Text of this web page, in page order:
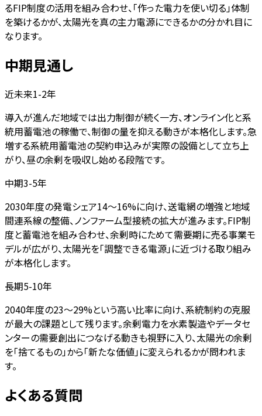
るFIP制度の活用を組み合わせ、「作った電力を使い切る」体制
を築けるかが、太陽光を真の主力電源にできるかの分かれ目に
なります。
中期見通し
近未来1-2年
導入が進んだ地域では出力制御が続く一方、オンライン化と系
統用蓄電池の稼働で、制御の量を抑える動きが本格化します。急
増する系統用蓄電池の契約申込みが実際の設備として立ち上
がり、昼の余剰を吸収し始める段階です。
中期3-5年
2030年度の発電シェア14〜16%に向け、送電網の増強と地域
間連系線の整備、ノンファーム型接続の拡大が進みます。FIP制
度と蓄電池を組み合わせ、余剰時にためて需要期に売る事業モ
デルが広がり、太陽光を「調整できる電源」に近づける取り組み
が本格化します。
長期5-10年
2040年度の23〜29%という高い比率に向け、系統制約の克服
が最大の課題として残ります。余剰電力を水素製造やデータセ
ンターの需要創出につなげる動きも視野に入り、太陽光の余剰
を「捨てるもの」から「新たな価値」に変えられるかが問われま
す。
よくある質問